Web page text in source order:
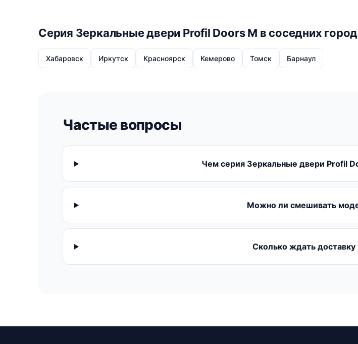
Серия Зеркальные двери Profil Doors M в соседних
Хабаровск Иркутск Красноярск Кемерово Томск Барнаул
Частые вопросы
Чем серия Зеркальные двери Profil
Можно ли смешивать
Сколько ждать